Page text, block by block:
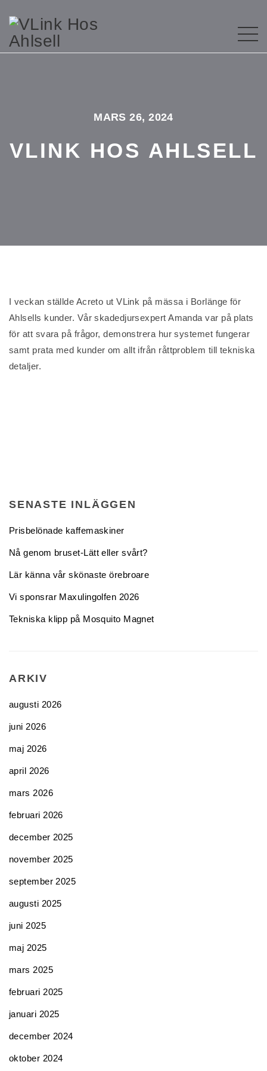
MARS 26, 2024
VLINK HOS AHLSELL
I veckan ställde Acreto ut VLink på mässa i Borlänge för
Ahlsells kunder. Vår skadedjursexpert Amanda var på plats
för att svara på frågor, demonstrera hur systemet fungerar
samt prata med kunder om allt ifrån råttproblem till tekniska
detaljer.
SENASTE INLÄGGEN
Prisbelönade kaffemaskiner
Nå genom bruset-Lätt eller svårt?
Lär känna vår skönaste örebroare
Vi sponsrar Maxulingolfen 2026
Tekniska klipp på Mosquito Magnet
ARKIV
augusti 2026
juni 2026
maj 2026
april 2026
mars 2026
februari 2026
december 2025
november 2025
september 2025
augusti 2025
juni 2025
maj 2025
mars 2025
februari 2025
januari 2025
december 2024
oktober 2024